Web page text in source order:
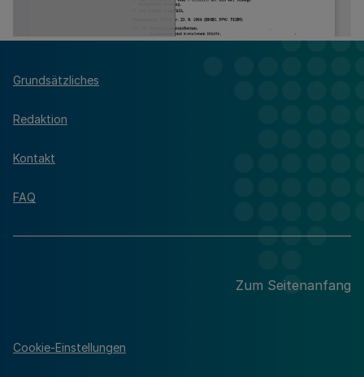
Grundsätzliches
Redaktion
Kontakt
FAQ
Zum Seitenanfang
Cookie-Einstellungen